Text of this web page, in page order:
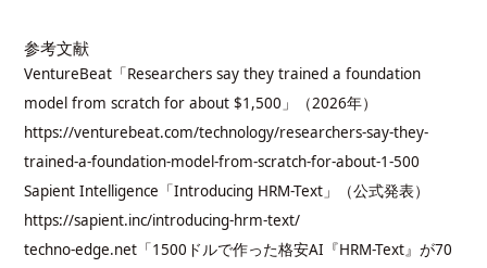
参考文献
VentureBeat「Researchers say they trained a foundation
model from scratch for about $1,500」（2026年）
https://venturebeat.com/technology/researchers-say-they-
trained-a-foundation-model-from-scratch-for-about-1-500
Sapient Intelligence「Introducing HRM-Text」（公式発表）
https://sapient.inc/introducing-hrm-text/
techno-edge.net「1500ドルで作った格安AI『HRM-Text』が70